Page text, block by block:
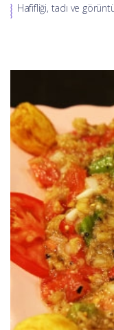
Hafifliği, tadı ve